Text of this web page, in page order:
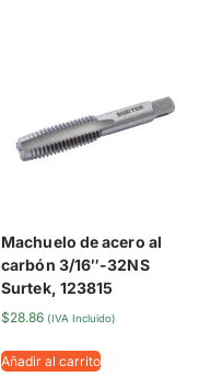
Machuelo de acero al
carbón 3/16″-32NS
Surtek, 123815
$28.86 (IVA Incluido)
Añadir al carrito